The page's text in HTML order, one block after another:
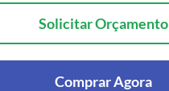
Solicitar Orçamento
Comprar Agora